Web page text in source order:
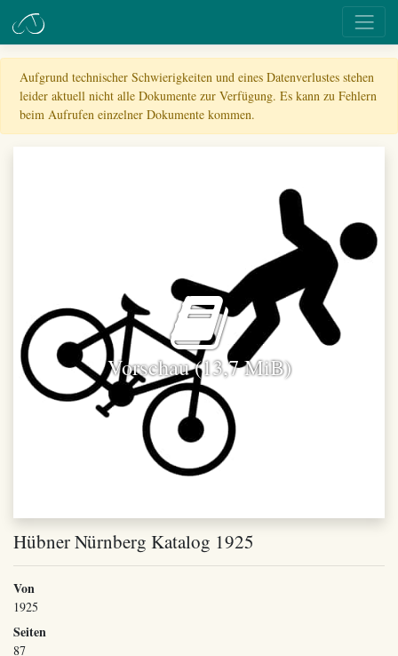
Aufgrund technischer Schwierigkeiten und eines Datenverlustes stehen
leider aktuell nicht alle Dokumente zur Verfügung. Es kann zu Fehlern
beim Aufrufen einzelner Dokumente kommen.
Vorschau (13,7 MiB)
Hübner Nürnberg Katalog 1925
Von
1925
Seiten
87